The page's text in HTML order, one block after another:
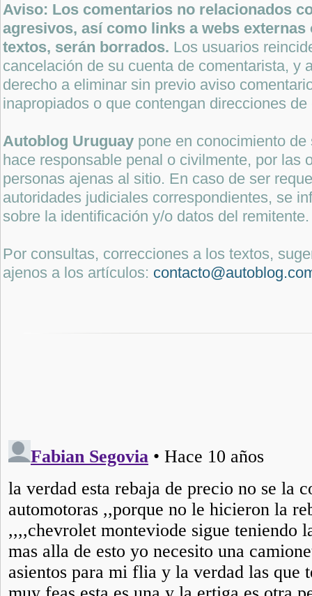
Aviso: Los comentarios no relacionados
agresivos, así como links a webs
textos, serán borrados. Los usuarios
cancelación de su cuenta de comentarista, y
derecho a eliminar sin previo aviso
inapropiados o que contengan direcciones
Autoblog Uruguay pone en conocimiento
hace responsable penal o civilmente, por las
personas ajenas al sitio. En caso de ser
autoridades judiciales correspondientes, se
sobre la identificación y/o datos del remitente.
Por consultas, correcciones a los textos,
ajenos a los artículos: